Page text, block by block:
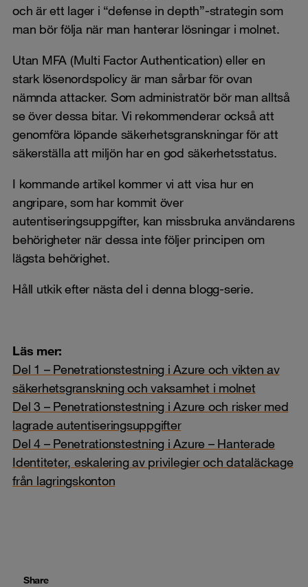
och är ett lager i “defense in depth”-strategin som
man bör följa när man hanterar lösningar i molnet.
Utan MFA (Multi Factor Authentication) eller en
stark lösenordspolicy är man sårbar för ovan
nämnda attacker. Som administratör bör man alltså
se över dessa bitar. Vi rekommenderar också att
genomföra löpande säkerhetsgranskningar för att
säkerställa att miljön har en god säkerhetsstatus.
I kommande artikel kommer vi att visa hur en
angripare, som har kommit över
autentiseringsuppgifter, kan missbruka användarens
behörigheter när dessa inte följer principen om
lägsta behörighet.
Håll utkik efter nästa del i denna blogg-serie.
Läs mer:
Del 1 – Penetrationstestning i Azure och vikten av
säkerhetsgranskning och vaksamhet i molnet
Del 3 – Penetrationstestning i Azure och risker med
lagrade autentiseringsuppgifter
Del 4 – Penetrationstestning i Azure – Hanterade
Identiteter, eskalering av privilegier och dataläckage
från lagringskonton
Share